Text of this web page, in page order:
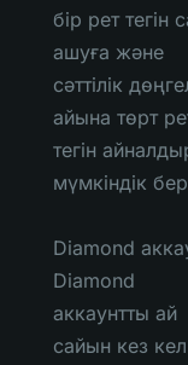
бір рет тегін
ашуға және
сәттілік
айына төрт
тегін
мүмкіндік
Diamond
Diamond
аккаунтты ай
сайын кез